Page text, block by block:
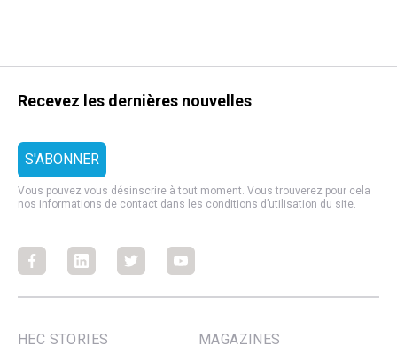
Recevez les dernières nouvelles
Vous pouvez vous désinscrire à tout moment. Vous trouverez pour cela
nos informations de contact dans les conditions d’utilisation du site.
FacebookFacebookFacebookFacebook
HEC STORIES
MAGAZINES